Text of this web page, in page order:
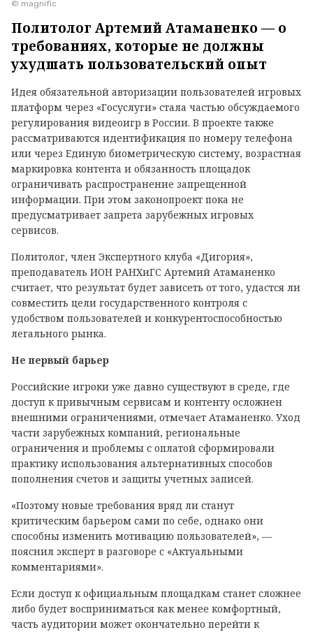
© magnific
Политолог Артемий Атаманенко — о
требованиях, которые не должны
ухудшать пользовательский опыт
Идея обязательной авторизации пользователей игровых
платформ через «Госуслуги» стала частью обсуждаемого
регулирования видеоигр в России. В проекте также
рассматриваются идентификация по номеру телефона
или через Единую биометрическую систему, возрастная
маркировка контента и обязанность площадок
ограничивать распространение запрещенной
информации. При этом законопроект пока не
предусматривает запрета зарубежных игровых
сервисов.
Политолог, член Экспертного клуба «Дигория»,
преподаватель ИОН РАНХиГС Артемий Атаманенко
считает, что результат будет зависеть от того, удастся ли
совместить цели государственного контроля с
удобством пользователей и конкурентоспособностью
легального рынка.
Не первый барьер
Российские игроки уже давно существуют в среде, где
доступ к привычным сервисам и контенту осложнен
внешними ограничениями, отмечает Атаманенко. Уход
части зарубежных компаний, региональные
ограничения и проблемы с оплатой сформировали
практику использования альтернативных способов
пополнения счетов и защиты учетных записей.
«Поэтому новые требования вряд ли станут
критическим барьером сами по себе, однако они
способны изменить мотивацию пользователей», —
пояснил эксперт в разговоре с «Актуальными
комментариями».
Если доступ к официальным площадкам станет сложнее
либо будет восприниматься как менее комфортный,
часть аудитории может окончательно перейти к